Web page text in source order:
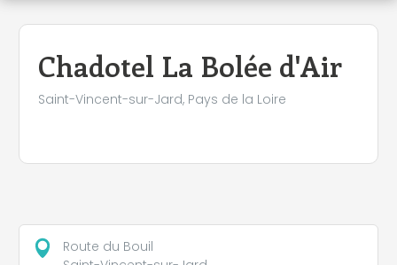
Chadotel La Bolée d'Air
Saint-Vincent-sur-Jard, Pays de la Loire
Route du Bouil